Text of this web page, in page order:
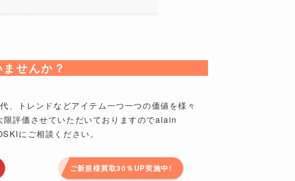
せんか？
トレンドなどアイテム一つ一つの価値を様々
評価させていただいておりますのでalain
にご相談ください。
ご新規様買取30％UP実施中!